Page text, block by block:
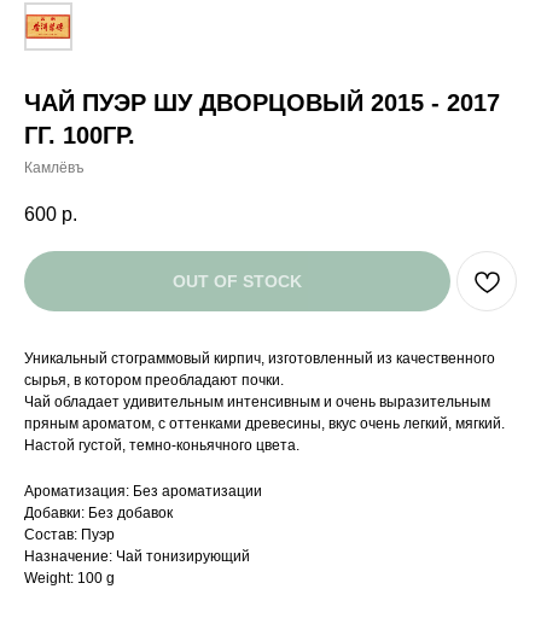
ЧАЙ ПУЭР ШУ ДВОРЦОВЫЙ 2015 - 2017
ГГ. 100ГР.
Камлёвъ
600 р.
OUT OF STOCK
Уникальный стограммовый кирпич, изготовленный из качественного
сырья, в котором преобладают почки.
Чай обладает удивительным интенсивным и очень выразительным
пряным ароматом, с оттенками древесины, вкус очень легкий, мягкий.
Настой густой, темно-коньячного цвета.
Ароматизация: Без ароматизации
Добавки: Без добавок
Состав: Пуэр
Назначение: Чай тонизирующий
Weight: 100 g